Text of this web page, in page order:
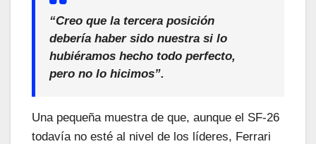
“Creo que la tercera posición
debería haber sido nuestra si lo
hubiéramos hecho todo perfecto,
pero no lo hicimos”.
Una pequeña muestra de que, aunque el SF-26
todavía no esté al nivel de los líderes, Ferrari